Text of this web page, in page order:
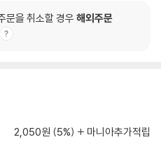
문을 취소할 경우 해외주문
2,050원 (5%) 마니아추가적립